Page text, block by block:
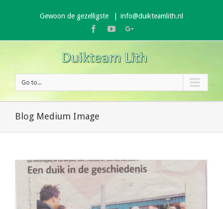
Gewoon de gezelligste
info@duikteamlith.nl
Facebook
YoutubeGoogle+
Go to...
Blog Medium Image